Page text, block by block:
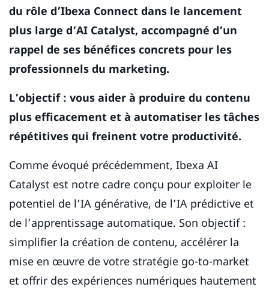
du rôle d’Ibexa Connect dans le lancement
plus large d’AI Catalyst, accompagné d’un
rappel de ses bénéfices concrets pour les
professionnels du marketing.
L’objectif : vous aider à produire du contenu
plus efficacement et à automatiser les tâches
répétitives qui freinent votre productivité.
Comme évoqué précédemment, Ibexa AI
Catalyst est notre cadre conçu pour exploiter le
potentiel de l’IA générative, de l’IA prédictive et
de l’apprentissage automatique. Son objectif :
simplifier la création de contenu, accélérer la
mise en œuvre de votre stratégie go-to-market
et offrir des expériences numériques hautement